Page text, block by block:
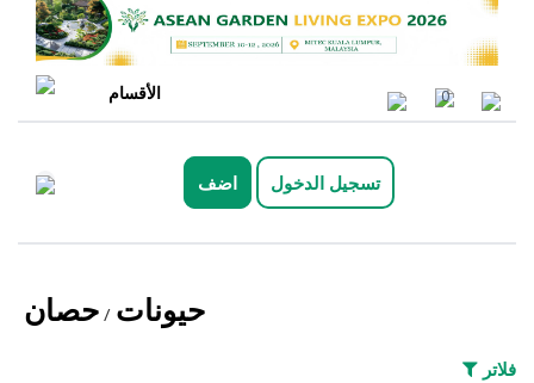
الأقسام 0
تسجيل الدخول اضف
حيونات / حصان
فلاتر